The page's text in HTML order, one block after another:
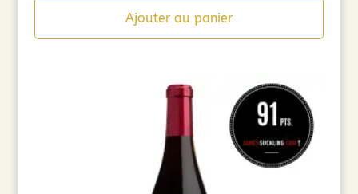
Ajouter au panier